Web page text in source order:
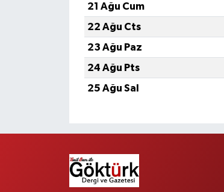
21 Ağu Cum
22 Ağu Cts
23 Ağu Paz
24 Ağu Pts
25 Ağu Sal